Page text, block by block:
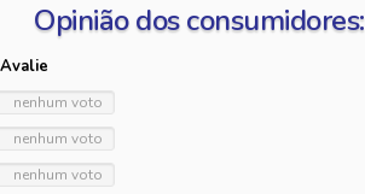
Opinião dos consumidores:
nenhum voto
nenhum voto
nenhum voto